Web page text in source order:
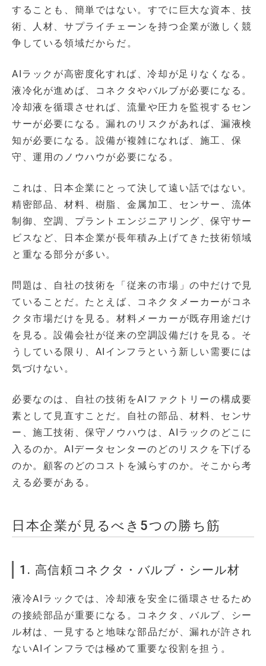
することも、簡単ではない。すでに巨大な資本、技
術、人材、サプライチェーンを持つ企業が激しく競
争している領域だからだ。
AIラックが高密度化すれば、冷却が足りなくなる。
液冷化が進めば、コネクタやバルブが必要になる。
冷却液を循環させれば、流量や圧力を監視するセン
サーが必要になる。漏れのリスクがあれば、漏液検
知が必要になる。設備が複雑になれば、施工、保
守、運用のノウハウが必要になる。
これは、日本企業にとって決して遠い話ではない。
精密部品、材料、樹脂、金属加工、センサー、流体
制御、空調、プラントエンジニアリング、保守サー
ビスなど、日本企業が長年積み上げてきた技術領域
と重なる部分が多い。
問題は、自社の技術を「従来の市場」の中だけで見
ていることだ。たとえば、コネクタメーカーがコネ
クタ市場だけを見る。材料メーカーが既存用途だけ
を見る。設備会社が従来の空調設備だけを見る。そ
うしている限り、AIインフラという新しい需要には
気づけない。
必要なのは、自社の技術をAIファクトリーの構成要
素として見直すことだ。自社の部品、材料、センサ
ー、施工技術、保守ノウハウは、AIラックのどこに
入るのか。AIデータセンターのどのリスクを下げる
のか。顧客のどのコストを減らすのか。そこから考
える必要がある。
日本企業が見るべき5つの勝ち筋
1. 高信頼コネクタ・バルブ・シール材
液冷AIラックでは、冷却液を安全に循環させるため
の接続部品が重要になる。コネクタ、バルブ、シー
ル材は、一見すると地味な部品だが、漏れが許され
ないAIインフラでは極めて重要な役割を担う。